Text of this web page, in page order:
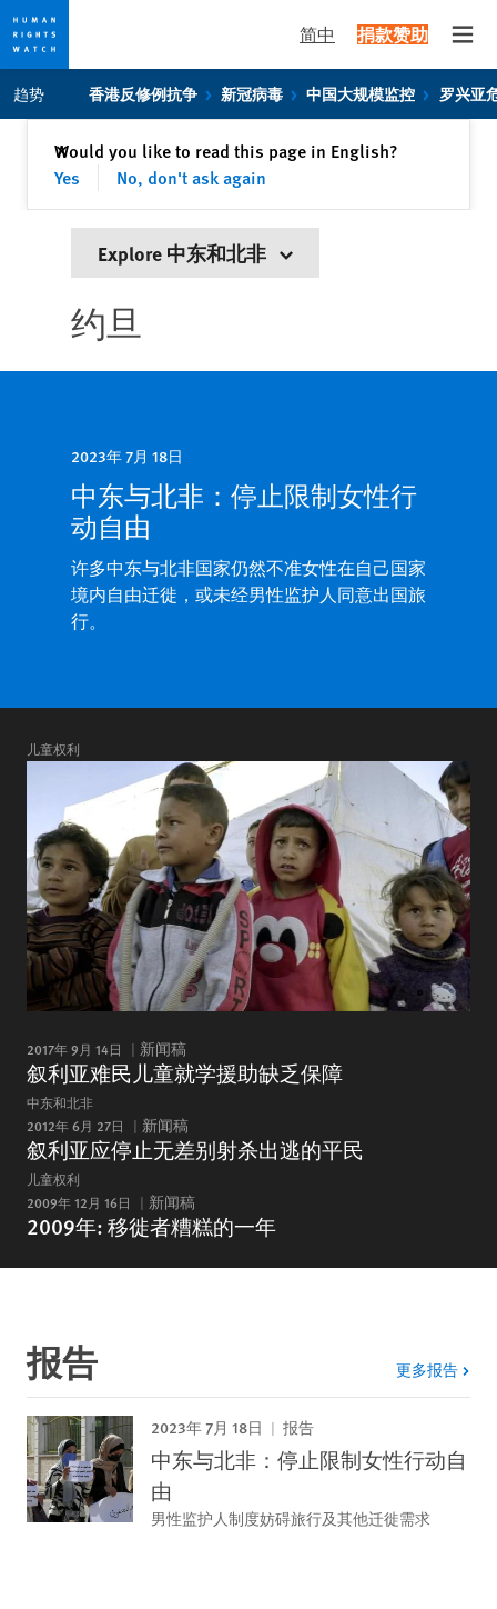
Skip
to
privacy
Skip
to
content
简中 捐款赞助
趋势 香港反修例抗争 新冠病毒 中国大规模监控 罗兴亚
Would you like to read this page in English?
Yes
No, don't ask again
✕关闭
Explore 中东和北非
约旦
2023年 7月 18日
中东与北非：停止限制女性行
动自由
许多中东与北非国家仍然不准女性在自己国家
境内自由迁徙，或未经男性监护人同意出国旅
行。
儿童权利
2017年 9月 14日 新闻稿
叙利亚难民儿童就学援助缺乏保障
中东和北非
2012年 6月 27日
新闻稿
叙利亚应停止无差别射杀出逃的平民
儿童权利
2009年 12月 16日
新闻稿
2009年: 移徙者糟糕的一年
报告 更多报告
2023年 7月 18日 报告
中东与北非：停止限制女性行动自
由
男性监护人制度妨碍旅行及其他迁徙需求